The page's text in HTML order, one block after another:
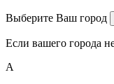
Выберите Ваш город
Если вашего города
А